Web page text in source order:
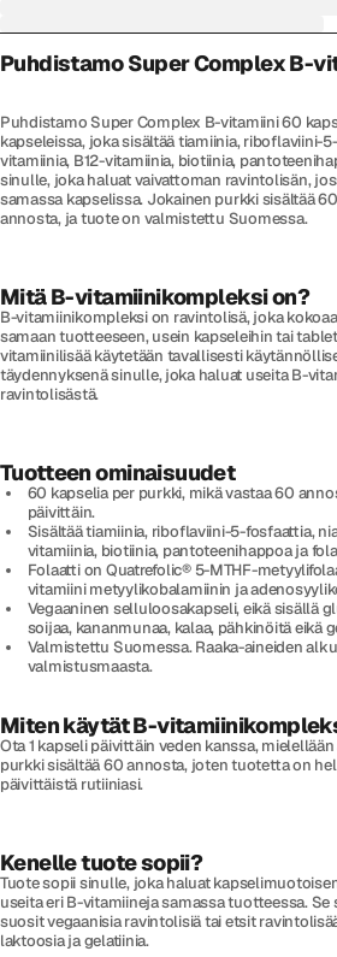
Puhdistamo Super Complex B-
Puhdistamo Super Complex B-vitamiini 60
kapseleissa, joka sisältää tiamiinia, riboflaviini-
vitamiinia, B12-vitamiinia, biotiinia,
sinulle, joka haluat vaivattoman ravintolisän,
samassa kapselissa. Jokainen purkki sisältää
annosta, ja tuote on valmistettu Suomessa.
Mitä B-vitamiinikompleksi on?
B-vitamiinikompleksi on ravintolisä, joka
samaan tuotteeseen, usein kapseleihin tai
vitamiinilisää käytetään tavallisesti
täydennyksenä sinulle, joka haluat useita B-
ravintolisästä.
Tuotteen ominaisuudet
60 kapselia per purkki, mikä vastaa 60
päivittäin.
Sisältää tiamiinia, riboflaviini-5-fosfaattia,
vitamiinia, biotiinia, pantoteenihappoa ja
Folaatti on Quatrefolic® 5-MTHF-
vitamiini metyylikobalamiinin ja
Vegaaninen selluloosakapseli, eikä sisällä
soijaa, kananmunaa, kalaa, pähkinöitä eikä
Valmistettu Suomessa. Raaka-aineiden
valmistusmaasta.
Miten käytät B-
Ota 1 kapseli päivittäin veden kanssa,
purkki sisältää 60 annosta, joten tuotetta on
päivittäistä rutiiniasi.
Kenelle tuote sopii?
Tuote sopii sinulle, joka haluat
useita eri B-vitamiineja samassa tuotteessa.
suosit vegaanisia ravintolisiä tai etsit
laktoosia ja gelatiinia.